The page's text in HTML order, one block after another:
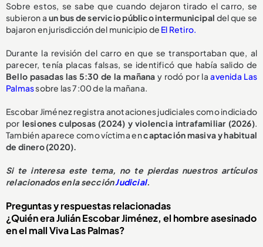
Sobre estos, se sabe que cuando dejaron tirado el carro, se
subieron a un bus de servicio público intermunicipal del que se
bajaron en jurisdicción del municipio de El Retiro.
Durante la revisión del carro en que se transportaban que, al
parecer, tenía placas falsas, se identificó que había salido de
Bello pasadas las 5:30 de la mañana y rodó por la avenida Las
Palmassobre las 7:00 de la mañana.
Escobar Jiménez registra anotaciones judiciales como indiciado
por lesiones culposas (2024) y violencia intrafamiliar (2026).
También aparece como víctima encaptación masiva y habitual
de dinero (2020).
Si te interesa este tema, no te pierdas nuestros artículos
relacionados en la secciónJudicial.
Preguntas y respuestas relacionadas
¿Quién era Julián Escobar Jiménez, el hombre asesinado
en el mall Viva Las Palmas?